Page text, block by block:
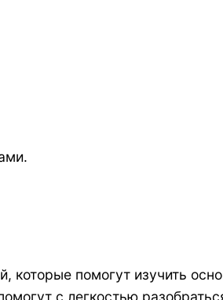
которые помогут изучить
с легкостью